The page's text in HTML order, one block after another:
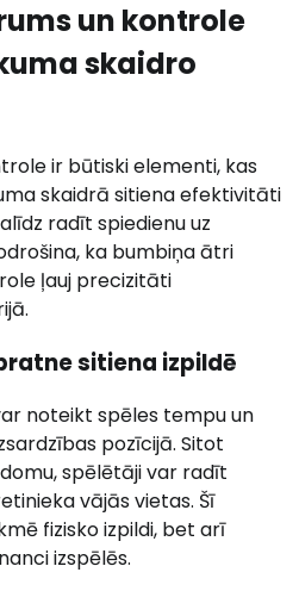
un kontrole
skaidro
ir būtiski elementi, kas
skaidrā sitiena efektivitāti
radīt spiedienu uz
ka bumbiņa ātri
ļauj precizitāti
sitiena izpildē
noteikt spēles tempu un
pozīcijā. Sitot
spēlētāji var radīt
vājās vietas. Šī
fizisko izpildi, bet arī
izspēlēs.